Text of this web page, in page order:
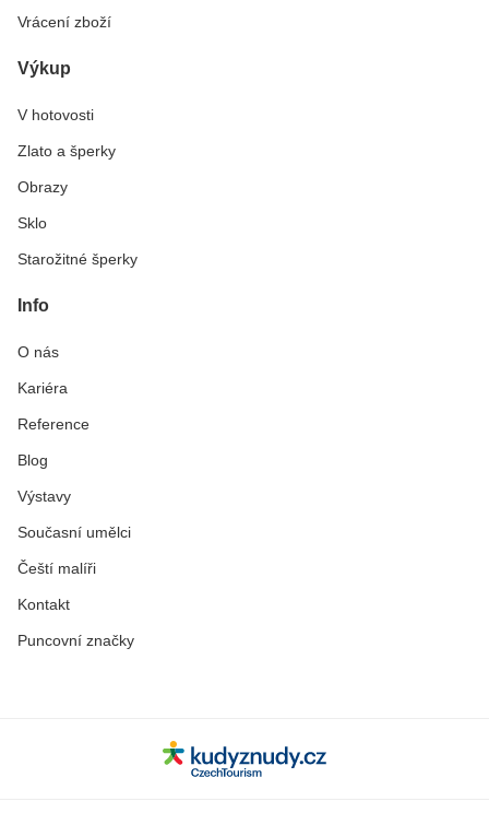
Vrácení zboží
Výkup
V hotovosti
Zlato a šperky
Obrazy
Sklo
Starožitné šperky
Info
O nás
Kariéra
Reference
Blog
Výstavy
Současní umělci
Čeští malíři
Kontakt
Puncovní značky